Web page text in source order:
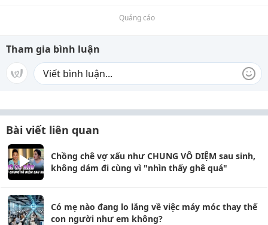
Quảng cáo
Tham gia bình luận
Bài viết liên quan
Chồng chê vợ xấu như CHUNG VÔ DIỆM sau sinh,
không dám đi cùng vì "nhìn thấy ghê quá"
Có mẹ nào đang lo lắng về việc máy móc thay thế
con người như em không?